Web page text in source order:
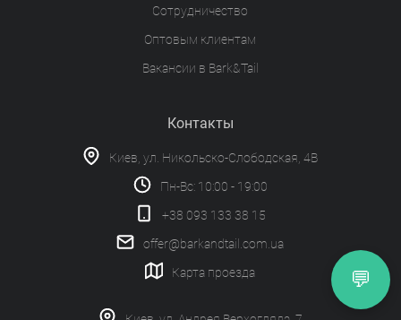
Сотрудничество
Оптовым клиентам
Вакансии в Bark&Tail
Контакты
Киев, ул. Никольско-Слободская, 4В
Пн-Вс: 10:00 - 19:00
+38 093 133 38 15
offer@barkandtail.com.ua
Карта проезда
💬